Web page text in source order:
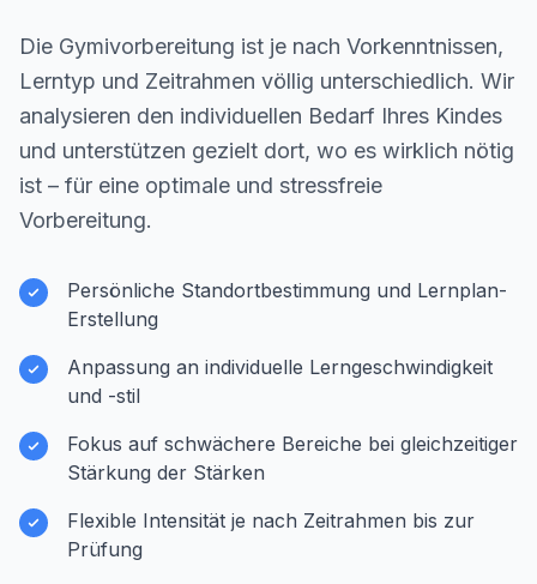
Die Gymivorbereitung ist je nach Vorkenntnissen,
Lerntyp und Zeitrahmen völlig unterschiedlich. Wir
analysieren den individuellen Bedarf Ihres Kindes
und unterstützen gezielt dort, wo es wirklich nötig
ist – für eine optimale und stressfreie
Vorbereitung.
Persönliche Standortbestimmung und Lernplan-
Erstellung
Anpassung an individuelle Lerngeschwindigkeit
und -stil
Fokus auf schwächere Bereiche bei gleichzeitiger
Stärkung der Stärken
Flexible Intensität je nach Zeitrahmen bis zur
Prüfung